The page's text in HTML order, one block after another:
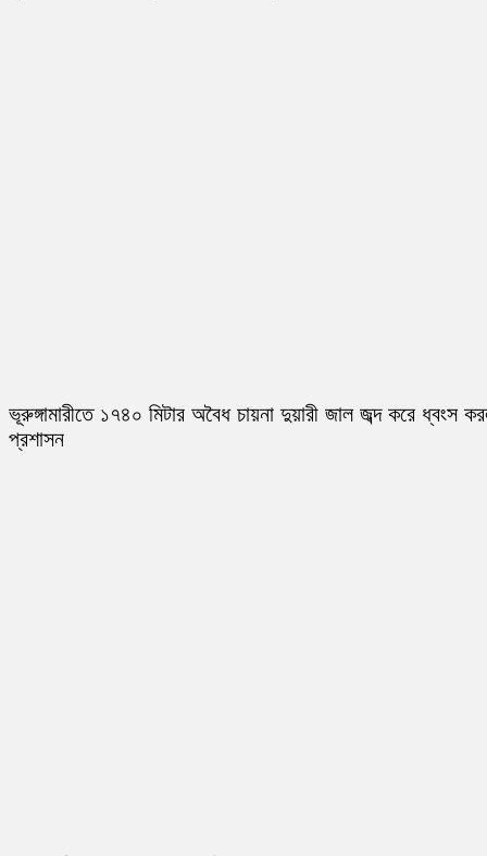
ভূরুঙ্গামারীতে ১৭৪০ মিটার অবৈধ চায়না দুয়ারী জাল জব্দ করে ধ্বংস
প্রশাসন